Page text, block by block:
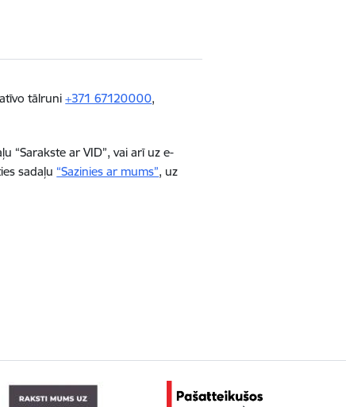
tālruni+371 67120000,
“Sarakste ar VID”, vai arī uz e-
sadaļu “Sazinies ar mums”, uz